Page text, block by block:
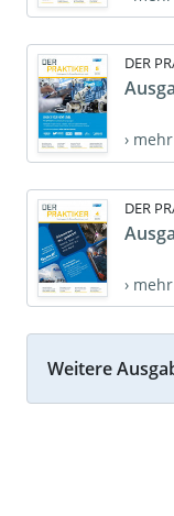
DER
›
DER
›
Weitere